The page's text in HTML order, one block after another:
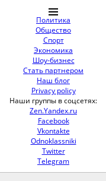
Политика
Общество
Спорт
Экономика
Шоу-бизнес
Стать партнером
Наш блог
Privacy policy
Наши группы в соцсетях:
Zen.Yandex.ru
Facebook
Vkontakte
Odnoklassniki
Twitter
Telegram